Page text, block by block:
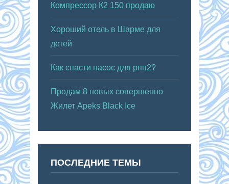
Компрессор К2 150 продаю
Хороший отель в Шарме для
детей
Как спасти насос для рпп2?
Продам 8 новых совершенно
Жилет Apeks Black Ice
ПОСЛЕДНИЕ ТЕМЫ